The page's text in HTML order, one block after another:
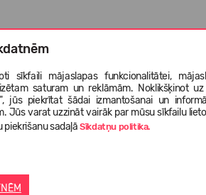
sīkfaili mājaslapas funkcionalitātei,
saturam un reklāmām. Noklikšķinot
jūs piekrītat šādai izmantošanai un
Jūs varat uzzināt vairāk par mūsu sīkfailu
piekrišanu sadaļāSīkdatņu politika.